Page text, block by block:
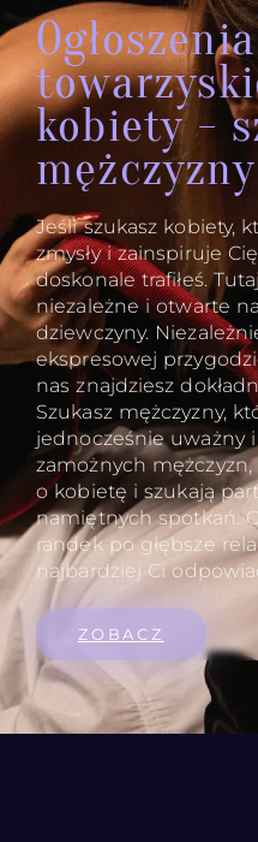
Ogłoszenia
kobiety -
mężczyzny
Jeśli szukasz kobiety,
zmysły i zainspiruje
doskonale trafiłeś.
niezależne i otwarte
dziewczyny.
ekspresowej
nas znajdziesz
Szukasz mężczyzny,
jednocześnie uważny i
zamożnych
o kobietę i szukają
namiętnych spotkań.
randek po głębsze
najbardziej Ci
ZOBACZ